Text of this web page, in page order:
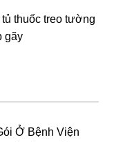
thuốc treo tường
gãy
Ở Bệnh Viện